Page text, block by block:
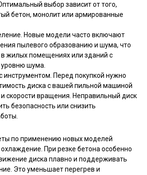
выбор зависит от того,
бетон, монолит или армированные
Новые модели часто включают
пылевого образованию и шума, что
жилых помещениях или зданий с
уровню шума.
инструментом. Перед покупкой нужно
диска с вашей пильной машиной
скорости вращения. Неправильный диск
безопасность или снизить
по применению новых моделей
При резке бетона особенно
диска плавно и поддерживать
Это уменьшает перегрев и